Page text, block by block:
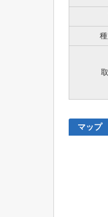
マップ